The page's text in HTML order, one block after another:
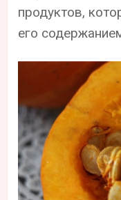
продуктов,
его